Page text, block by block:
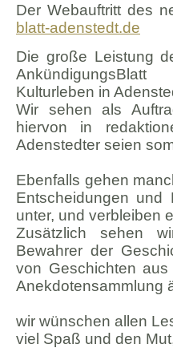
Der Webauftritt des
blatt-adenstedt.de
Die große Leistung
Kulturleben in
Wir sehen als
hiervon in
Adenstedter seien
Ebenfalls gehen
Entscheidungen und
unter, und verbleiben
Zusätzlich sehen
Bewahrer der
von Geschichten
Anekdotensammlung
wir wünschen allen
viel Spaß und den